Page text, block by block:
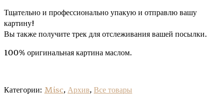
Тщательно и профессионально упакую и отправлю вашу
картину!
Вы также получите трек для отслеживания вашей посылки.
100% оригинальная картина маслом.
Категории: Misc, Архив, Все товары